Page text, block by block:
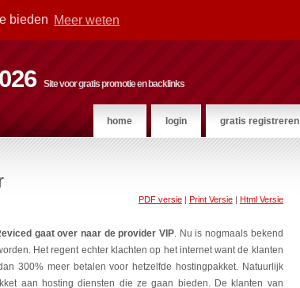
bieden Meer weten
Site voor gratis promotie en backlinks
home login gratis registreren
PDF versie| Print Versie| Html Versie
gaat over naar de provider VIP. Nu is nogmaals bekend
Het regent echter klachten op het internet want de klanten
300% meer betalen voor hetzelfde hostingpakket. Natuurlijk
aan hosting diensten die ze gaan bieden. De klanten van